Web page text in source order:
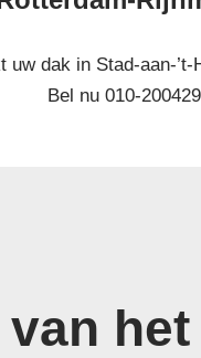
uw dak in Stad-aan-’t-
Bel nu 010-
het